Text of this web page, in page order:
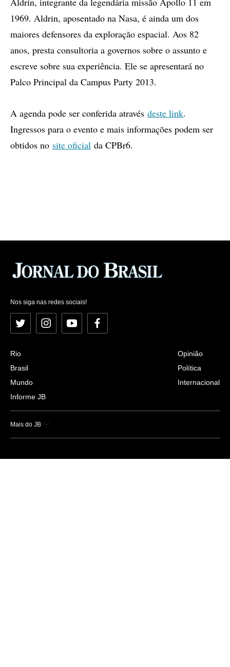
1969. Aldrin, aposentado na Nasa, é ainda um dos
maiores defensores da exploração espacial. Aos 82
anos, presta consultoria a governos sobre o assunto e
escreve sobre sua experiência. Ele se apresentará no
Palco Principal da Campus Party 2013.
A agenda pode ser conferida através deste link.
Ingressos para o evento e mais informações podem ser
obtidos no site oficial da CPBr6.
Nos siga nas redes sociais!
Twitter InstagramYouTubeFacebook
Rio
Brasil
Mundo
Informe JB
Opinião
Política
Internacional
Mais do JB
Esportes